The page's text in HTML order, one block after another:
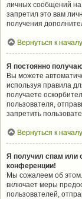
личных сообщений
запретил это вам
получения
Вернуться к началу
Я постоянно
Вы можете
используя правила
получаете
пользователя,
запретить
Вернуться к началу
Я получил спам или
конференции!
Мы сожалеем об
включает меры
пользователей,